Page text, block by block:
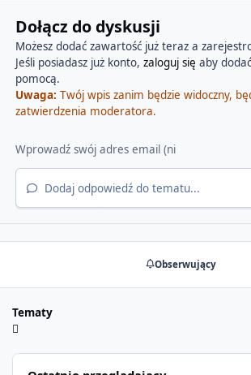
Dołącz do dyskusji
Możesz dodać zawartość już teraz a
Jeśli posiadasz już konto, zaloguj się aby
pomocą.
Uwaga: Twój wpis zanim będzie widoczny,
zatwierdzenia moderatora.
Dodaj odpowiedź do tematu...
Obserwujący
Tematy